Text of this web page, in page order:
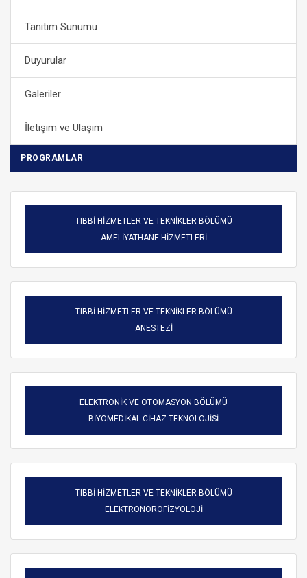
Tanıtım Sunumu
Duyurular
Galeriler
İletişim ve Ulaşım
PROGRAMLAR
TIBBİ HİZMETLER VE TEKNİKLER BÖLÜMÜ
AMELİYATHANE HİZMETLERİ
TIBBİ HİZMETLER VE TEKNİKLER BÖLÜMÜ
ANESTEZİ
ELEKTRONİK VE OTOMASYON BÖLÜMÜ
BİYOMEDİKAL CİHAZ TEKNOLOJİSİ
TIBBİ HİZMETLER VE TEKNİKLER BÖLÜMÜ
ELEKTRONÖROFİZYOLOJİ